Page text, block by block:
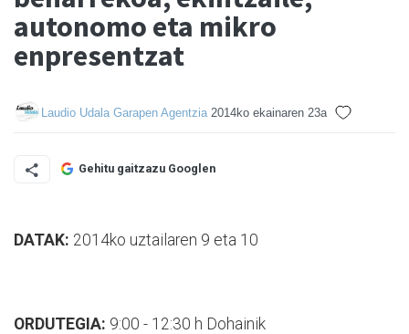
autonomo eta mikro
enpresentzat
Laudio Udala Garapen Agentzia 2014ko ekainaren 23a
Gehitu gaitzazu Googlen
DATAK: 2014ko uztailaren 9 eta 10
ORDUTEGIA: 9:00 - 12:30 h Dohainik